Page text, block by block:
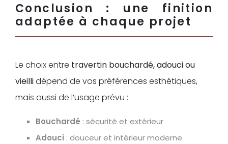
Conclusion : une finition
adaptée à chaque projet
Le choix entre travertin bouchardé, adouci ou
vieillidépend de vos préférences esthétiques,
mais aussi de l’usage prévu :
Bouchardé : sécurité et extérieur
Adouci : douceur et intérieur moderne